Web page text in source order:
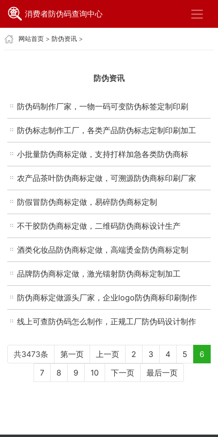
消费者防伪码查询中心
网站首页> 防伪资讯>
防伪资讯
防伪码制作厂家，一物一码可变防伪标签定制印刷
防伪标志制作工厂，各类产品防伪标志定制印刷加工
小批量防伪商标定做，支持打样加急各类防伪商标
农产品茶叶防伪商标定做，可溯源防伪商标印刷厂家
防假冒防伪商标定做，易碎防伪商标定制
不干胶防伪商标定做，二维码防伪商标设计生产
酒类化妆品防伪商标定做，高端烫金防伪商标定制
品牌防伪商标定做，激光镭射防伪商标定制加工
防伪商标定做源头厂家，企业logo防伪商标印刷制作
线上可查防伪码怎么制作，正规工厂防伪码设计制作
共3473条 第一页 上一页 2 3 4 5
6
7
8 9 10 下一页 最后一页